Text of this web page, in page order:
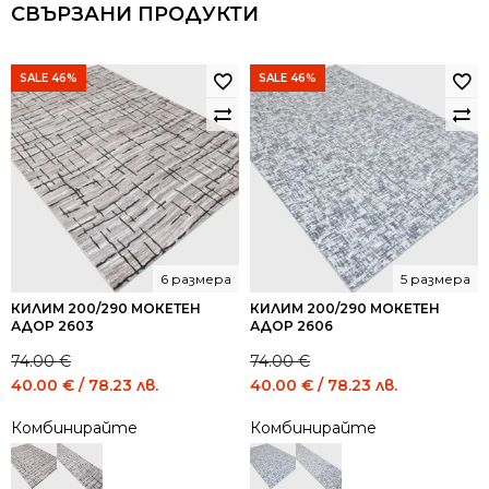
СВЪРЗАНИ ПРОДУКТИ
SALE 46%
КИЛИМ 200/290 МОКЕТЕН
АДОР 2603
6 размера
74.00€
Original
was:
74.00 €
40.00 € / 78.23 лв.
Комбинирайте
SALE 46%
КИЛИМ 200/290 МОКЕТЕН
АДОР 2606
5 размера
74.00€
Original
was:
74.00 €
/
40.00 € / 78.23 лв.
Комбинирайте